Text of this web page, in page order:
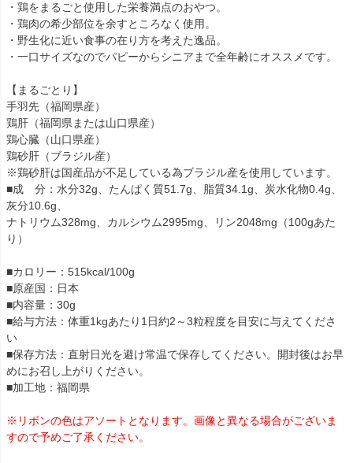
・鶏をまるごと使用した栄養満点のおやつ。
・鶏肉の希少部位を余すところなく使用。
・野生化に近い食事の在り方を考えた逸品。
・一口サイズなのでパピーからシニアまで全年齢にオススメです。
【まるごとり】
手羽先（福岡県産）
鶏肝（福岡県または山口県産）
鶏心臓（山口県産）
鶏砂肝（ブラジル産）
※鶏砂肝は国産品が不足している為ブラジル産を使用しています。
■成 分：水分32g、たんぱく質51.7g、脂質34.1g、炭水化物0.4g、
灰分10.6g、
ナトリウム328mg、カルシウム2995mg、リン2048mg（100gあた
り）
■カロリー：515kcal/100g
■原産国：日本
■内容量：30g
■給与方法：体重1kgあたり1日約2～3粒程度を目安に与えてくださ
い
■保存方法：直射日光を避け常温で保存してください。開封後はお早
めにお召し上がりください。
■加工地：福岡県
※リボンの色はアソートとなります。画像と異なる場合がございま
すので予めご了承ください。